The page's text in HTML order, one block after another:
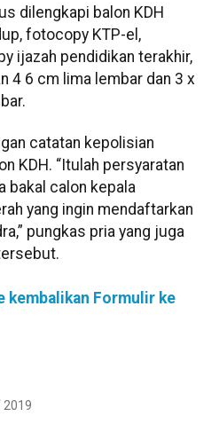
dilengkapi balon KDH
fotocopy KTP-el,
ijazah pendidikan terakhir,
4 6 cm lima lembar dan 3 x
catatan kepolisian
KDH. “Itulah persyaratan
bakal calon kepala
yang ingin mendaftarkan
pungkas pria yang juga
kembalikan Formulir ke
2019